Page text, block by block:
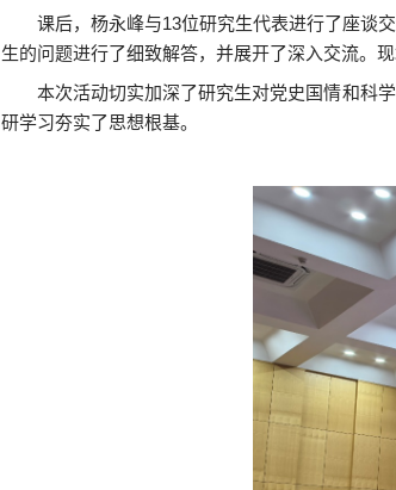
课后，杨永峰与13位研究生代表进行了座谈
生的问题进行了细致解答，并展开了深入交流。现
本次活动切实加深了研究生对党史国情和科
研学习夯实了思想根基。